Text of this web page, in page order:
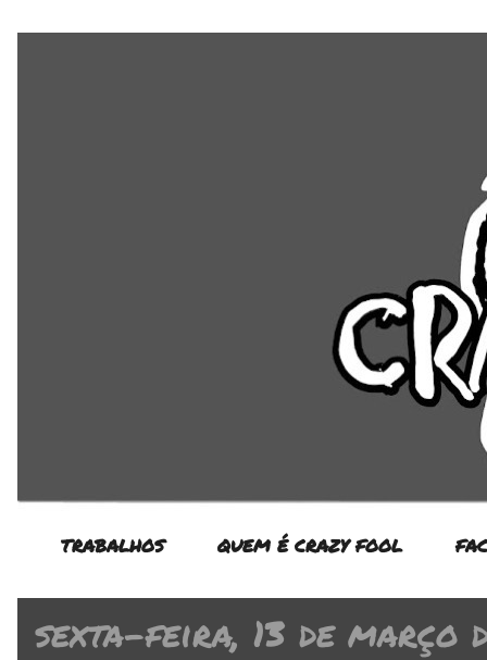
TRABALHOS QUEM É CRAZY FOOL
sexta-feira, 13 de março